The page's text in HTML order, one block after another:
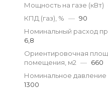
Мощность на газе (кВт)
КПД (газ), % — 90
Номинальный расход
6,8
Ориентировочная
помещения, м2 — 660
Номинальное давление
1300